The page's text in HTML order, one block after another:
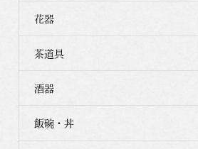
花器
茶道具
酒器
飯碗・丼